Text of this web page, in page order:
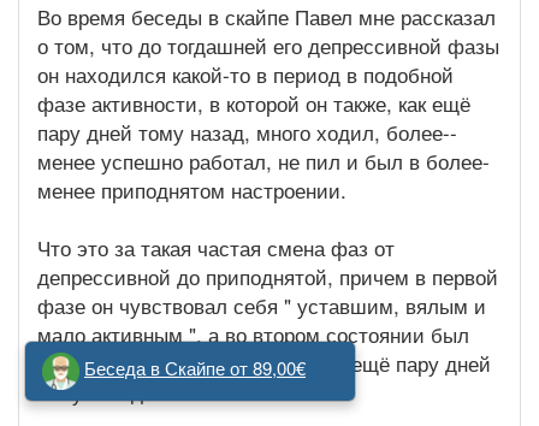
Во время беседы в скайпе Павел мне рассказал
о том, что до тогдашней его депрессивной фазы
он находился какой-то в период в подобной
фазе активности, в которой он также, как ещё
пару дней тому назад, много ходил, более--
менее успешно работал, не пил и был в более-
менее приподнятом настроении.
Что это за такая частая смена фаз от
депрессивной до приподнятой, причем в первой
фазе он чувствовал себя " уставшим, вялым и
мало активным ", а во втором состоянии был
точно таким же активным, каким ещё пару дней
тому назад.
Беседа в Скайпе от 89,00€